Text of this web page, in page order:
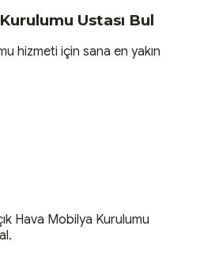
Ustası Bul
hizmeti için sana en yakın
Hava Mobilya Kurulumu